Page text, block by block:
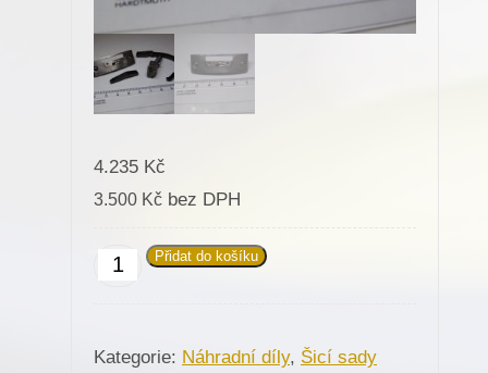
4.235 Kč
3.500 Kč bez DPH
Šicí
Ř.-1,6mm
Přidat do košíku
Kategorie: Náhradní díly, Šicí sady